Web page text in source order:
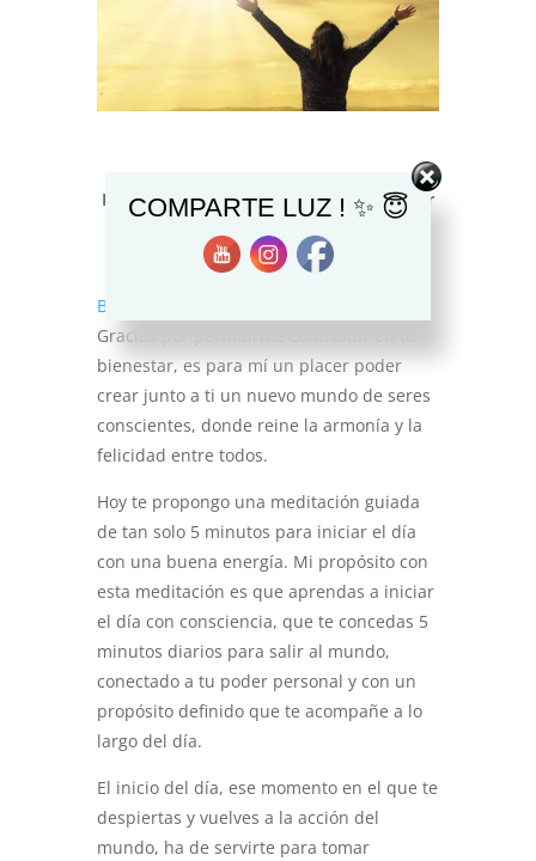
Meditación de 5 minutos para despertar
mucha vitalidad.
Bienvenid@s
Gracias por permitirme contribuir en tu
bienestar, es para mí un placer poder
crear junto a ti un nuevo mundo de seres
conscientes, donde reine la armonía y la
felicidad entre todos.
Hoy te propongo una meditación guiada
de tan solo 5 minutos para iniciar el día
con una buena energía. Mi propósito con
esta meditación es que aprendas a iniciar
el día con consciencia, que te concedas 5
minutos diarios para salir al mundo,
conectado a tu poder personal y con un
propósito definido que te acompañe a lo
largo del día.
El inicio del día, ese momento en el que te
despiertas y vuelves a la acción del
mundo, ha de servirte para tomar
COMPARTE LUZ ! ✨ 😇